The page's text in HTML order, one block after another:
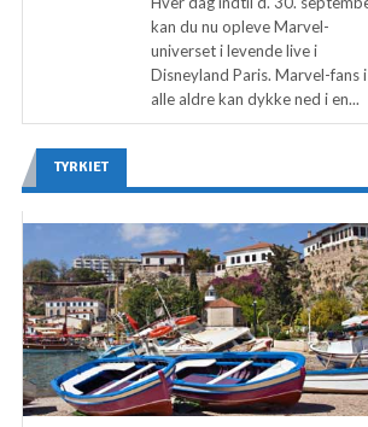
kan du nu opleve Marvel-
universet i levende live i
Disneyland Paris. Marvel-fans i
alle aldre kan dykke ned i en...
TYRKIET